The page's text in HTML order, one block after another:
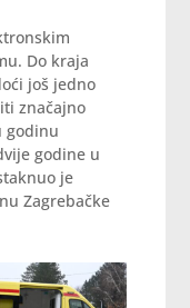
Do kraja
još jedno
značajno
godinu
godine u
je
Zagrebačke